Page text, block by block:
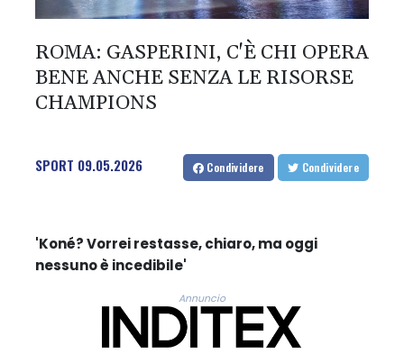
ROMA: GASPERINI, C'È CHI OPERA
BENE ANCHE SENZA LE RISORSE
CHAMPIONS
SPORT 09.05.2026 Condividere Condividere
'Koné? Vorrei restasse, chiaro, ma oggi
nessuno è incedibile'
Annuncio